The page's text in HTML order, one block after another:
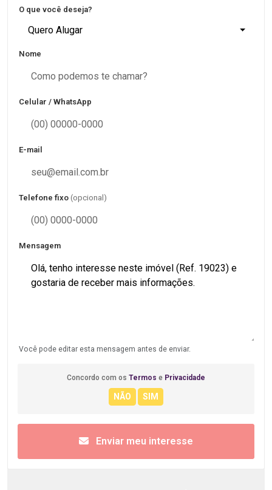
O que você deseja?
Quero Alugar
Nome
Celular / WhatsApp
E-mail
Telefone fixo (opcional)
Mensagem
Você pode editar esta mensagem antes de enviar.
Concordo com os Termos e Privacidade
Enviar meu interesse